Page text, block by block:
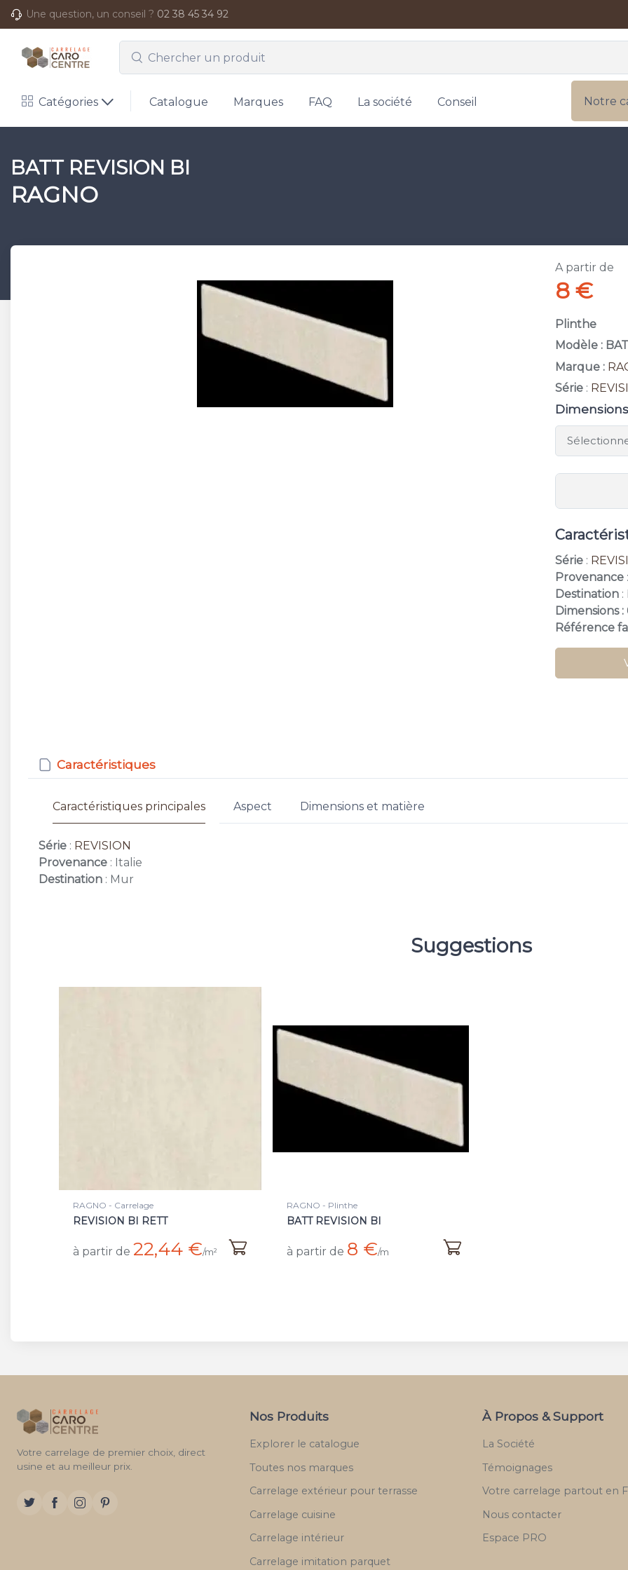
Une question, un conseil ? 02 38 45 34 92
Catégories Catalogue Marques FAQ La société Conseil Notre
BATT REVISION BI
RAGNO
A partir de
8 €
Plinthe
Modèle :
Marque :
Série :
Dimensions
Série :
Provenance
Destination :
Dimensions :
Référence
Caractéristiques
Caractéristiques principales Aspect Dimensions et matière
Série : REVISION
Provenance : Italie
Destination : Mur
Suggestions
RAGNO - Carrelage
REVISION BI RETT
à partir de 22,44 €/m²
RAGNO - Plinthe
BATT REVISION BI
à partir de 8 €/m
Votre carrelage de premier choix, direct
usine et au meilleur prix.
Nos Produits
Explorer le catalogue
Toutes nos marques
Carrelage extérieur pour terrasse
Carrelage cuisine
Carrelage intérieur
Carrelage imitation parquet
À Propos & Support
La Société
Témoignages
Votre carrelage partout en
Nous contacter
Espace PRO